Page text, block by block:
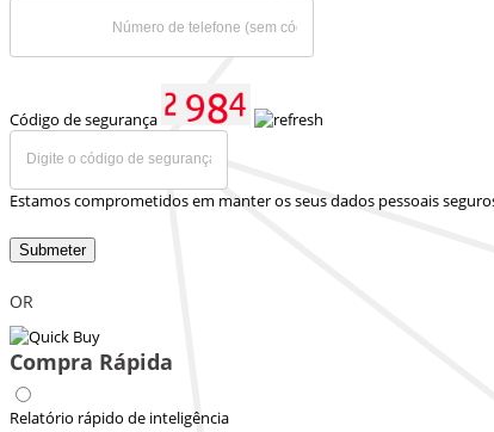
Código de segurança
Estamos comprometidos em manter os seus dados pessoais
Submeter
OR
Compra Rápida
Relatório rápido de inteligência